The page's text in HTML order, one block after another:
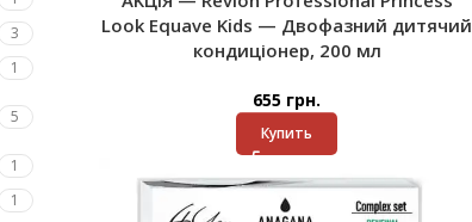
3
1
5
1
1
Look Equave Kids — Двофазний дитячий
кондиціонер, 200 мл
655 грн.
Купить